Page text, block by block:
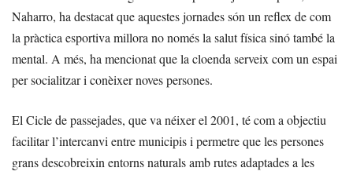
Naharro, ha destacat que aquestes jornades són un reflex de com
la pràctica esportiva millora no només la salut física sinó també la
mental. A més, ha mencionat que la cloenda serveix com un espai
per socialitzar i conèixer noves persones.
El Cicle de passejades, que va néixer el 2001, té com a objectiu
facilitar l’intercanvi entre municipis i permetre que les persones
grans descobreixin entorns naturals amb rutes adaptades a les